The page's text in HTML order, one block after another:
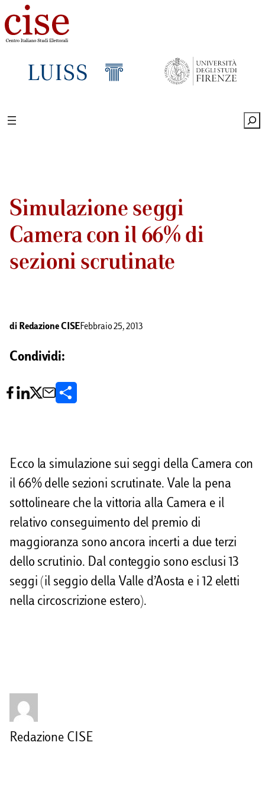
Simulazione seggi
Camera con il 66% di
sezioni scrutinate
di Redazione CISEFebbraio 25, 2013
Condividi:
v
i
d
i
Ecco la simulazione sui seggi della Camera con
il 66% delle sezioni scrutinate. Vale la pena
sottolineare che la vittoria alla Camera e il
relativo conseguimento del premio di
maggioranza sono ancora incerti a due terzi
dello scrutinio. Dal conteggio sono esclusi 13
seggi (il seggio della Valle d’Aosta e i 12 eletti
nella circoscrizione estero).
Redazione CISE